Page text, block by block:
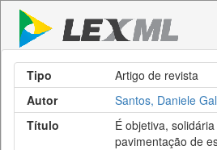
Tipo
Artigo de revista
Autor
Santos, Daniele
Título
É objetiva,
pavimentação de